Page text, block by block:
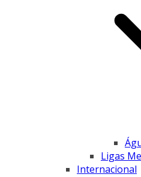
Ligas
Internacional